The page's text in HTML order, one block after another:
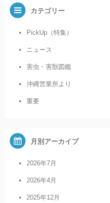
カテゴリー
PickUp（特集）
ニュース
害虫・害獣図鑑
沖縄営業所より
重要
月別アーカイブ
2026年7月
2026年4月
2025年12月